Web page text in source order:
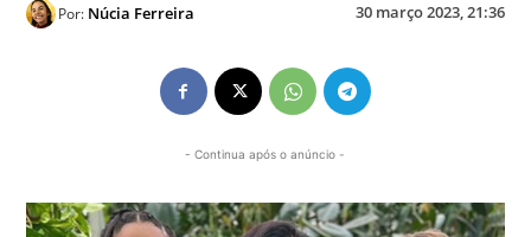
Por: Núcia Ferreira 30 março 2023, 21:36
- Continua após o anúncio -